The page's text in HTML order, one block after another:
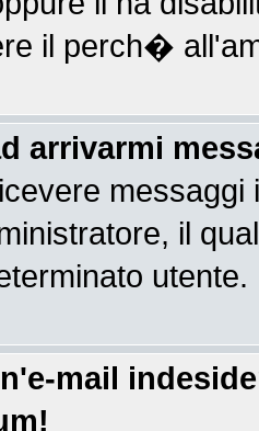
il perch�
arrivarmi
il
utente.
mail